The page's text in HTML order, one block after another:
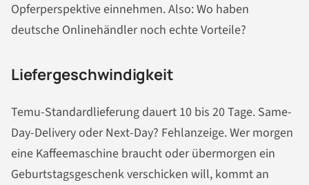
Opferperspektive einnehmen. Also: Wo haben
deutsche Onlinehändler noch echte Vorteile?
Liefergeschwindigkeit
Temu-Standardlieferung dauert 10 bis 20 Tage. Same-
Day-Delivery oder Next-Day? Fehlanzeige. Wer morgen
eine Kaffeemaschine braucht oder übermorgen ein
Geburtstagsgeschenk verschicken will, kommt an